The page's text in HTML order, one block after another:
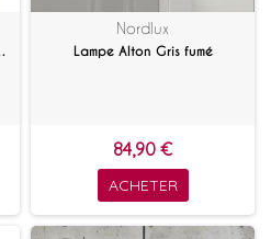
25 cm
Nordlux
Lampe Alton Gris fumé
84,90 €
ACHETER